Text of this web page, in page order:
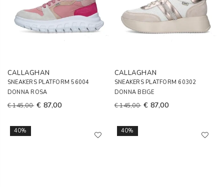
CALLAGHAN
SNEAKERS PLATFORM 56004
DONNA ROSA
€ 145,00 € 87,00
CALLAGHAN
SNEAKERS PLATFORM 60302
DONNA BEIGE
€ 145,00 € 87,00
40% 40%